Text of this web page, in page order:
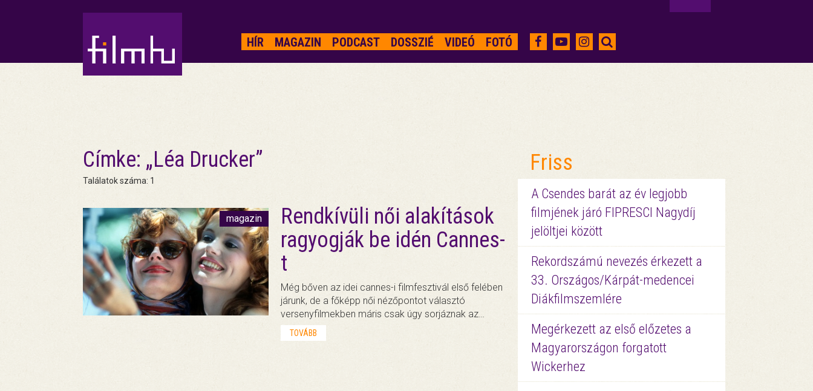
HÍR MAGAZIN PODCAST DOSSZIÉ VIDEÓ FOTÓ
Címke: „Léa Drucker”
Találatok száma: 1
magazin
Rendkívüli női alakítások
ragyogják be idén Cannes-
t
Még bőven az idei cannes-i filmfesztivál első felében
járunk, de a főképp női nézőpontot választó
versenyfilmekben máris csak úgy sorjáznak az…
TOVÁBB
Friss
A Csendes barát az év legjobb
filmjének járó FIPRESCI Nagydíj
jelöltjei között
Rekordszámú nevezés érkezett a
33. Országos/Kárpát-medencei
Diákfilmszemlére
Megérkezett az első előzetes a
Magyarországon forgatott
Wickerhez